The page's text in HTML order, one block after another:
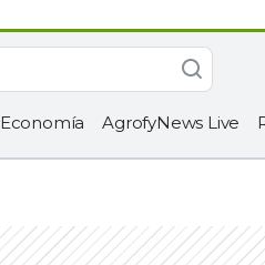
Economía AgrofyNews Live